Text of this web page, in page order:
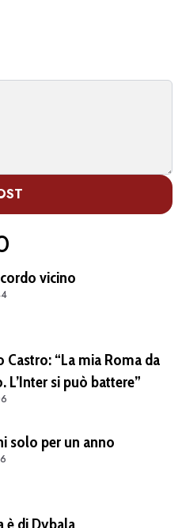
vicino
Castro: “La mia Roma da
L’Inter si può battere”
solo per un anno
è di Dybala